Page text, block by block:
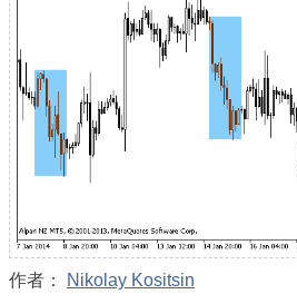
作者： Nikolay Kositsin